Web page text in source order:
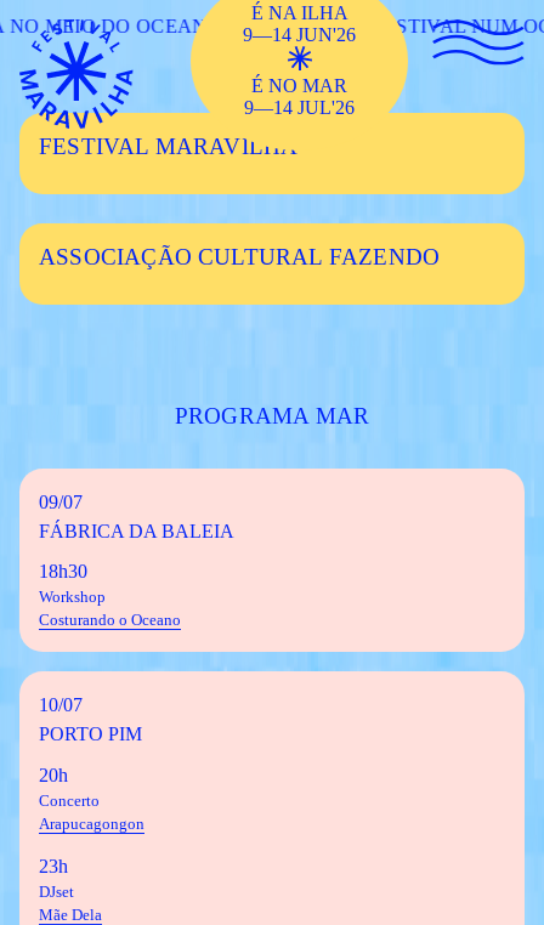
É NA ILHA
9—14 JUN'26
É NO MAR
9—14 JUL'26
MEIO DO OCEANO UM FESTIVAL NUM
FESTIVAL MARAVILHA
ASSOCIAÇÃO CULTURAL FAZENDO
PROGRAMA MAR
09/07
FÁBRICA DA BALEIA
18h30
Workshop
Costurando o Oceano
10/07
PORTO PIM
20h
Concerto
Arapucagongon
23h
DJset
Mãe Dela